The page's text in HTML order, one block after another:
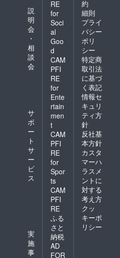
説
明
会
・
相
談
会
サ
ポ
ー
ト
サ
ー
ビ
ス
実
施
事
RE
for
Soci
al
Goo
d
CAM
PFI
RE
for
Ente
rtain
men
t
CAM
PFI
RE
for
Spor
ts
CAM
PFI
RE
ふる
さと
納税
AD
FOR
約
細則
プライ
バシー
ポリ
シー
特定商
取引法
に基づ
く表記
情報セ
キュリ
ティ方
針
反社基
本方針
カスタ
マーハ
ラスメ
ントに
対する
考え方
クッ
キーポ
リシー